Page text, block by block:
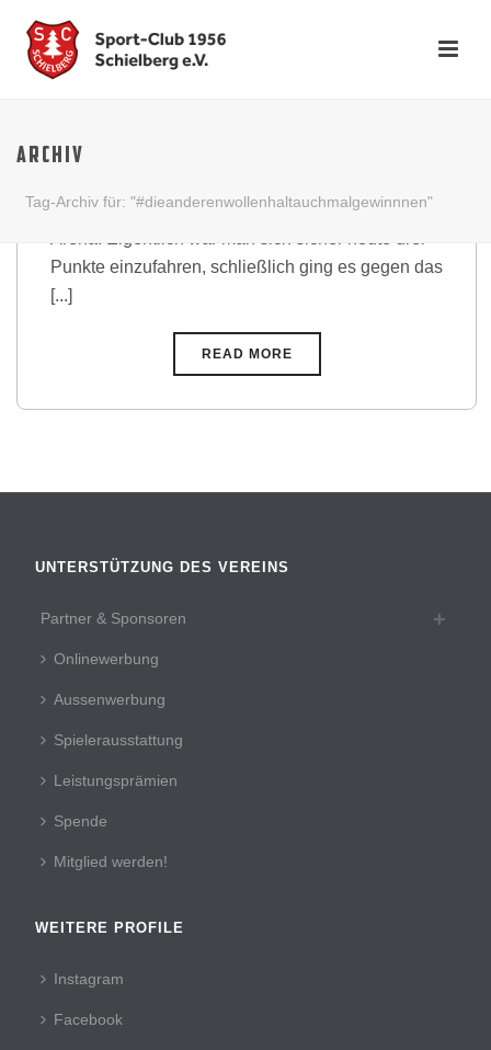
ARCHIV
Tag-Archiv für: "#dieanderenwollenhaltauchmalgewinnnen"
VFR Ittersbach nach Schielberg in die Seitz-
Punkte einzufahren, schließlich ging es gegen das
[...]
READ MORE
UNTERSTÜTZUNG DES VEREINS
Partner & Sponsoren
Onlinewerbung
Aussenwerbung
Spielerausstattung
Leistungsprämien
Spende
Mitglied werden!
WEITERE PROFILE
Instagram
Facebook